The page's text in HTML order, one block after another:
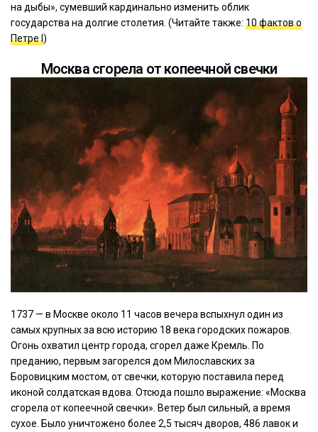
на дыбы», сумевший кардинально изменить облик
государства на долгие столетия. (Читайте также: 10 фактов о
Петре I)
Москва сгорела от копеечной свечки
1737 — в Москве около 11 часов вечера вспыхнул один из
самых крупных за всю историю 18 века городских пожаров.
Огонь охватил центр города, сгорел даже Кремль. По
преданию, первым загорелся дом Милославских за
Боровицким мостом, от свечки, которую поставила перед
иконой солдатская вдова. Отсюда пошло выражение: «Москва
сгорела от копеечной свечки». Ветер был сильный, а время
сухое. Было уничтожено более 2,5 тысяч дворов, 486 лавок и